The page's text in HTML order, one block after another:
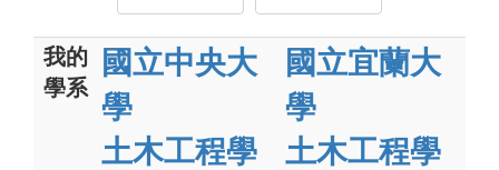
我的
學系
國立中央大
學
土木工程學
國立宜蘭大
學
土木工程學